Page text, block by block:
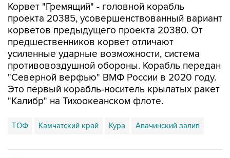
Корвет "Гремящий" - головной корабль
проекта 20385, усовершенствованный вариант
корветов предыдущего проекта 20380. От
предшественников корвет отличают
усиленные ударные возможности, система
противовоздушной обороны. Корабль передан
"Северной верфью" ВМФ России в 2020 году.
Это первый корабль-носитель крылатых ракет
"Калибр" на Тихоокеанском флоте.
ТОФ Камчатский край Кура Авачинский залив